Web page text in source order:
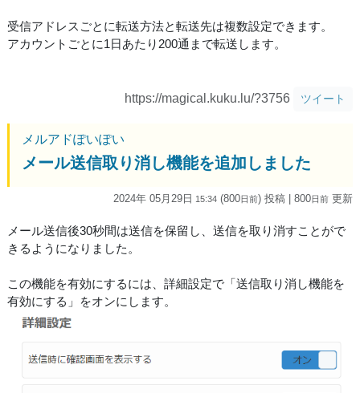
受信アドレスごとに転送方法と転送先は複数設定できます。
アカウントごとに1日あたり200通まで転送します。
https://magical.kuku.lu/?3756 ツイート
メルアドぽいぽい
メール送信取り消し機能を追加しました
2024年 05月29日 15:34 (800日前) 投稿 | 800日前 更新
メール送信後30秒間は送信を保留し、送信を取り消すことがで
きるようになりました。
この機能を有効にするには、詳細設定で「送信取り消し機能を
有効にする」をオンにします。